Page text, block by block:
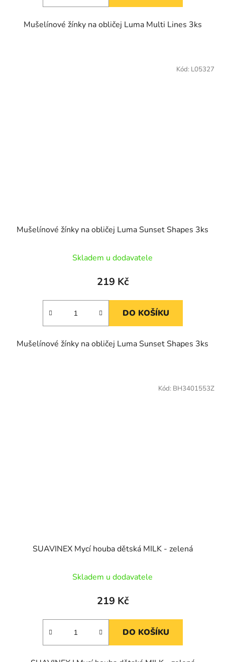
Mušelínové žínky na obličej Luma Multi Lines 3ks
Mušelínové žínky na obličej Luma Sunset Shapes 3ks
Skladem u dodavatele
219 Kč
DO KOŠÍKU
Mušelínové žínky na obličej Luma Sunset Shapes 3ks
Kód: L05327
SUAVINEX Mycí houba dětská MILK - zelená
Skladem u dodavatele
219 Kč
DO KOŠÍKU
Kód: BH3401553Z